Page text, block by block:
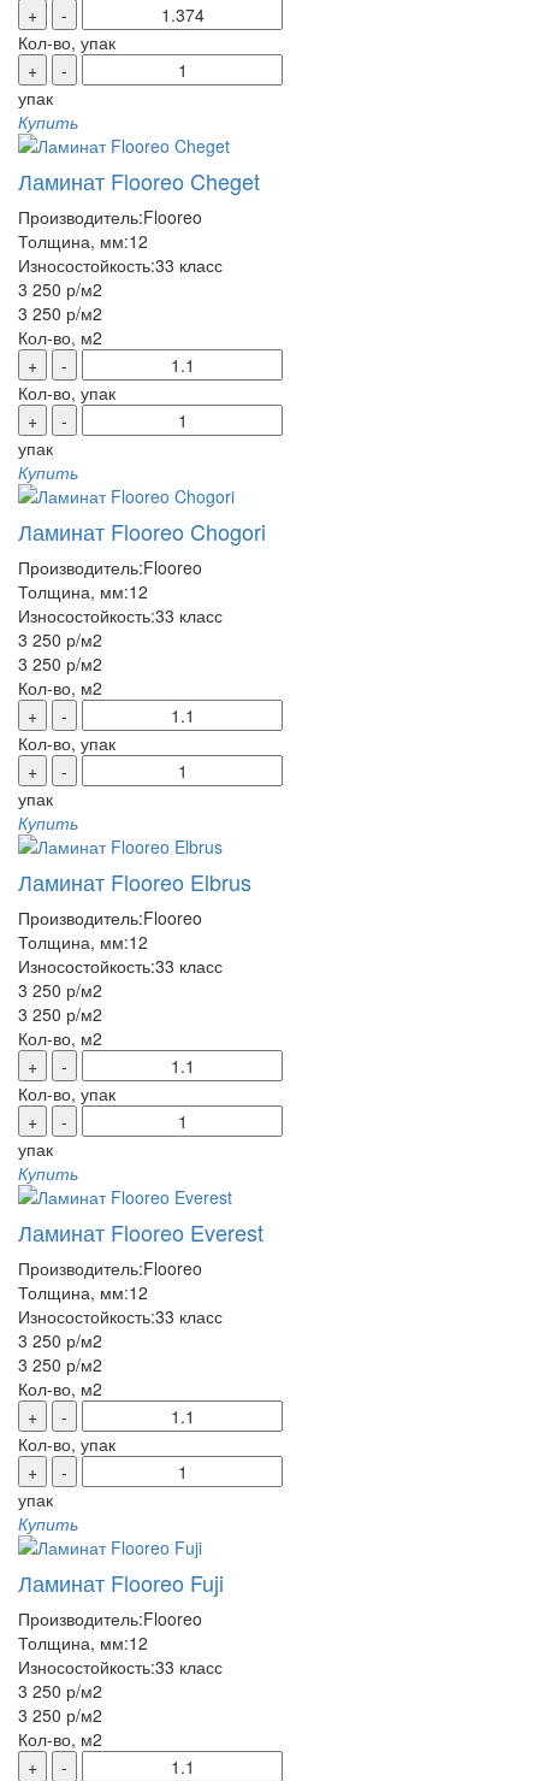
+
-
Кол-во, упак
+
-
упак
Купить
Ламинат Flooreo Cheget
Производитель:Flooreo
Толщина, мм:12
Износостойкость:33 класс
3 250 р/м2
3 250 р/м2
Кол-во, м2
+
-
Кол-во, упак
+
-
упак
Купить
Ламинат Flooreo Chogori
Производитель:Flooreo
Толщина, мм:12
Износостойкость:33 класс
3 250 р/м2
3 250 р/м2
Кол-во, м2
+
-
Кол-во, упак
+
-
упак
Купить
Ламинат Flooreo Elbrus
Производитель:Flooreo
Толщина, мм:12
Износостойкость:33 класс
3 250 р/м2
3 250 р/м2
Кол-во, м2
+
-
Кол-во, упак
+
-
упак
Купить
Ламинат Flooreo Everest
Производитель:Flooreo
Толщина, мм:12
Износостойкость:33 класс
3 250 р/м2
3 250 р/м2
Кол-во, м2
+
-
Кол-во, упак
+
-
упак
Купить
Ламинат Flooreo Fuji
Производитель:Flooreo
Толщина, мм:12
Износостойкость:33 класс
3 250 р/м2
3 250 р/м2
Кол-во, м2
+
-